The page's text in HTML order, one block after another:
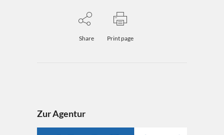
Share Print page
Zur Agentur